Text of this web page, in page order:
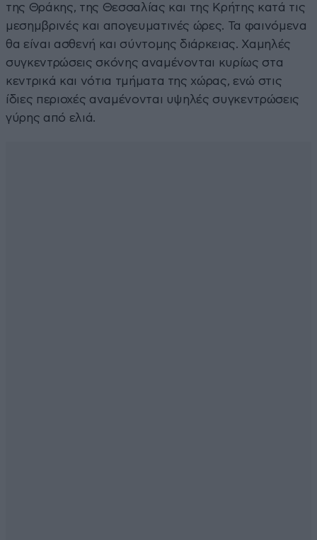
της Θράκης, της Θεσσαλίας και της Κρήτης κατά τις
μεσημβρινές και απογευματινές ώρες. Τα φαινόμενα
θα είναι ασθενή και σύντομης διάρκειας. Χαμηλές
συγκεντρώσεις σκόνης αναμένονται κυρίως στα
κεντρικά και νότια τμήματα της χώρας, ενώ στις
ίδιες περιοχές αναμένονται υψηλές συγκεντρώσεις
γύρης από ελιά.